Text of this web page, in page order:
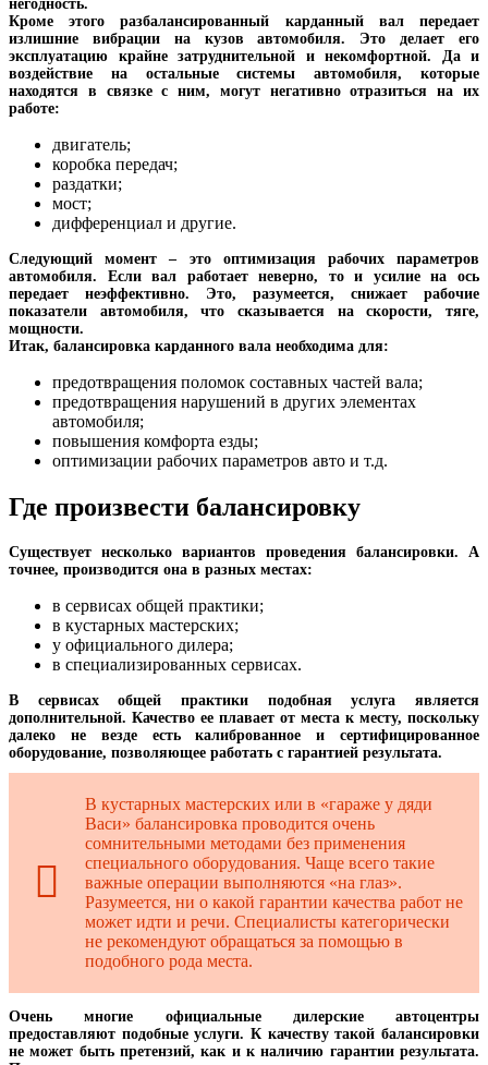
негодность.
Кроме этого разбалансированный карданный вал передает
излишние вибрации на кузов автомобиля. Это делает его
эксплуатацию крайне затруднительной и некомфортной. Да и
воздействие на остальные системы автомобиля, которые
находятся в связке с ним, могут негативно отразиться на их
работе:
двигатель;
коробка передач;
раздатки;
мост;
дифференциал и другие.
Следующий момент – это оптимизация рабочих параметров
автомобиля. Если вал работает неверно, то и усилие на ось
передает неэффективно. Это, разумеется, снижает рабочие
показатели автомобиля, что сказывается на скорости, тяге,
мощности.
Итак, балансировка карданного вала необходима для:
предотвращения поломок составных частей вала;
предотвращения нарушений в других элементах
автомобиля;
повышения комфорта езды;
оптимизации рабочих параметров авто и т.д.
Где произвести балансировку
Существует несколько вариантов проведения балансировки. А
точнее, производится она в разных местах:
в сервисах общей практики;
в кустарных мастерских;
у официального дилера;
в специализированных сервисах.
В сервисах общей практики подобная услуга является
дополнительной. Качество ее плавает от места к месту, поскольку
далеко не везде есть калиброванное и сертифицированное
оборудование, позволяющее работать с гарантией результата.
В кустарных мастерских или в «гараже у дяди
Васи» балансировка проводится очень
сомнительными методами без применения
специального оборудования. Чаще всего такие
важные операции выполняются «на глаз».
Разумеется, ни о какой гарантии качества работ не
может идти и речи. Специалисты категорически
не рекомендуют обращаться за помощью в
подобного рода места.
Очень многие официальные дилерские автоцентры
предоставляют подобные услуги. К качеству такой балансировки
не может быть претензий, как и к наличию гарантии результата.